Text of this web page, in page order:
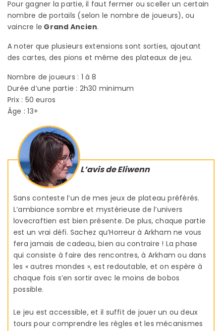
Pour gagner la partie, il faut fermer ou sceller un certain
nombre de portails (selon le nombre de joueurs), ou
vaincre le Grand Ancien.
A noter que plusieurs extensions sont sorties, ajoutant
des cartes, des pions et même des plateaux de jeu.
Nombre de joueurs : 1 à 8
Durée d’une partie : 2h30 minimum
Prix : 50 euros
Âge : 13+
L’avis de Eliwenn
Sans conteste l’un de mes jeux de plateau préférés.
L’ambiance sombre et mystérieuse de l’univers
lovecraftien est bien présente. De plus, chaque partie
est un vrai défi. Sachez qu’Horreur à Arkham ne vous
fera jamais de cadeau, bien au contraire ! La phase
qui consiste à faire des rencontres, à Arkham ou dans
les « autres mondes », est redoutable, et on espère à
chaque fois s’en sortir avec le moins de bobos
possible.
Le jeu est accessible, et il suffit de jouer un ou deux
tours pour comprendre les règles et les mécanismes